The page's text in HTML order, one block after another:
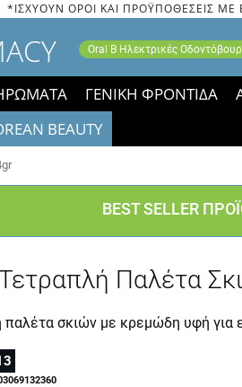
*ΙΣΧΥΟΥΝ ΟΡΟΙ ΚΑΙ ΠΡΟΫΠΟΘΕΣΕΙΣ
Oral B Ηλεκτρικές
ΓΕΝΙΚΗ ΦΡΟΝΤΙΔΑ
BEAUTY
οι χαμηλές μας τιμές ΠΑΡΑΜΕΝΟΥΝ!
BEST SELLER
Παλέτα
παλέτα σκιών με κρεμώδη υφή για